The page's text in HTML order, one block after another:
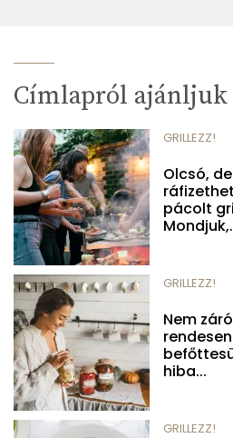
Címlapról ajánljuk
GRILLEZZ!
Olcsó,
pácolt
GRILLEZZ!
Nem
hiba...
GRILLEZZ!